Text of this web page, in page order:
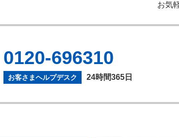
お気
0120-696310
お客さまヘルプデスク 24時間365日